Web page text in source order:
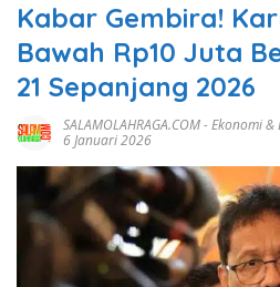
Kabar Gembira!
Bawah Rp10 Juta
21 Sepanjang 2026
SALAMOLAHRAGA.COM-Ekonomi &
6 Januari 2026